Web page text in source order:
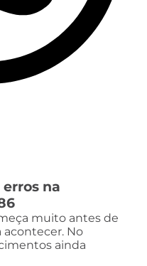
na
muito antes de
acontecer. No
ainda